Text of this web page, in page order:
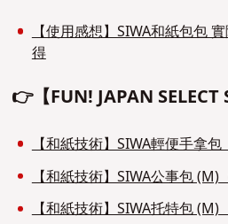
【使用感想】SIWA和紙包包
得
👉【FUN! JAPAN SELECT
【和紙技術】SIWA輕便手拿包
【和紙技術】SIWA公事包 (M)
【和紙技術】SIWA托特包 (M)